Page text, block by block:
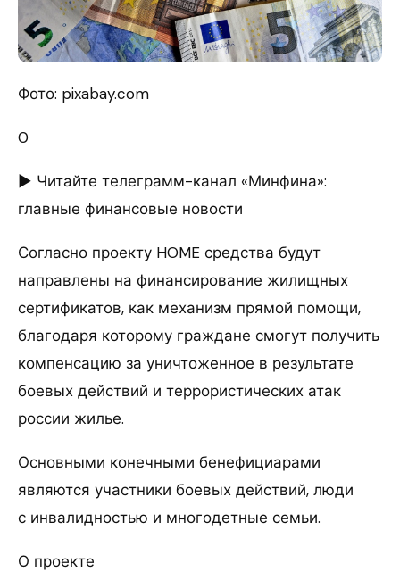
Фото: pixabay.com
0
► Читайте телеграмм-канал «Минфина»:
главные финансовые новости
Согласно проекту HOME средства будут
направлены на финансирование жилищных
сертификатов, как механизм прямой помощи,
благодаря которому граждане смогут получить
компенсацию за уничтоженное в результате
боевых действий и террористических атак
россии жилье.
Основными конечными бенефициарами
являются участники боевых действий, люди
с инвалидностью и многодетные семьи.
О проекте